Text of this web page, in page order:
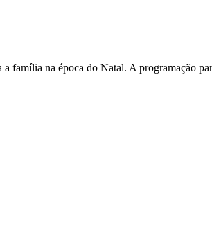
família na época do Natal. A programação